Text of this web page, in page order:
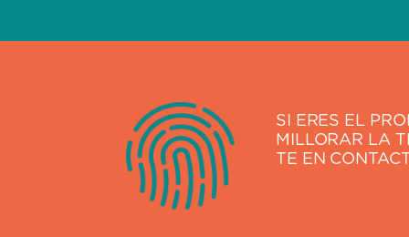
SI ERES EL
MILLORAR LA
TE EN